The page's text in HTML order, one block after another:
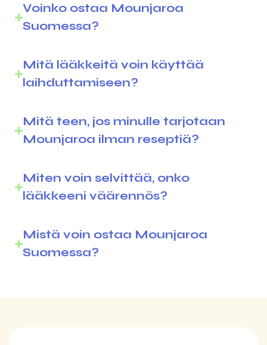
Voinko ostaa Mounjaroa
Suomessa?
Mitä lääkkeitä voin käyttää
laihduttamiseen?
Mitä teen, jos minulle tarjotaan
Mounjaroa ilman reseptiä?
Miten voin selvittää, onko
lääkkeeni väärennös?
Mistä voin ostaa Mounjaroa
Suomessa?